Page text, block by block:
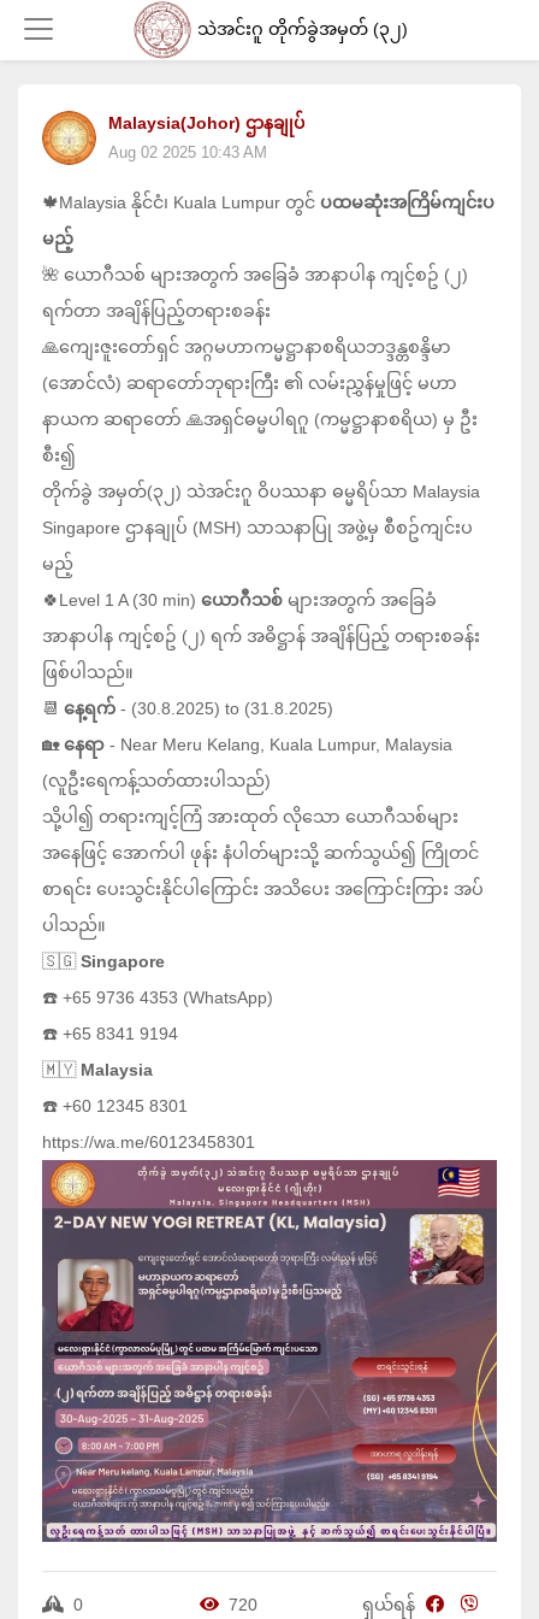
သဲအင်းဂူ တိုက်ခွဲအမှတ် (၃၂)
Malaysia(Johor) ဌာနချုပ်
Aug 02 2025 10:43 AM
🍁Malaysia နိုင်ငံ၊ Kuala Lumpur တွင် ပထမဆုံးအကြိမ်ကျင်းပ
မည့်
🌺 ယောဂီသစ် များအတွက် အခြေခံ အာနာပါန ကျင့်စဥ် (၂)
ရက်တာ အချိန်ပြည့်တရားစခန်း
🙏ကျေးဇူးတော်ရှင် အဂ္ဂမဟာကမ္မဋ္ဌာနာစရိယဘဒ္ဒန္တစန္ဒိမာ
(အောင်လံ) ဆရာတော်ဘုရားကြီး ၏ လမ်းညွှန်မှုဖြင့် မဟာ
နာယက ဆရာတော် 🙏အရှင်ဓမ္မပါရဂူ (ကမ္မဋ္ဌာနာစရိယ) မှ ဦး
စီး၍
တိုက်ခွဲ အမှတ်(၃၂) သဲအင်းဂူ ဝိပဿနာ ဓမ္မရိပ်သာ Malaysia
Singapore ဌာနချုပ် (MSH) သာသနာပြု အဖွဲ့မှ စီစဥ်ကျင်းပ
မည့်
🍀Level 1 A (30 min) ယောဂီသစ် များအတွက် အခြေခံ
အာနာပါန ကျင့်စဥ် (၂) ရက် အဓိဋ္ဌာန် အချိန်ပြည့် တရားစခန်း
ဖြစ်ပါသည်။
📆 နေ့ရက် - (30.8.2025) to (31.8.2025)
🏡နေရာ - Near Meru Kelang, Kuala Lumpur, Malaysia
(လူဦးရေကန့်သတ်ထားပါသည်)
သို့ပါ၍ တရားကျင့်ကြံ အားထုတ် လိုသော ယောဂီသစ်များ
အနေဖြင့် အောက်ပါ ဖုန်း နံပါတ်များသို့ ဆက်သွယ်၍ ကြိုတင်
စာရင်း ပေးသွင်းနိုင်ပါကြောင်း အသိပေး အကြောင်းကြား အပ်
ပါသည်။
🇸🇬Singapore
☎️ +65 9736 4353 (WhatsApp)
☎️ +65 8341 9194
🇲🇾 Malaysia
☎️ +60 12345 8301
https://wa.me/60123458301
0 720 ရှယ်ရန်